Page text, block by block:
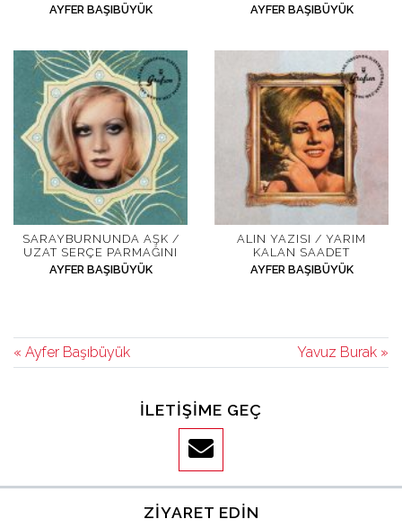
AYFER BAŞIBÜYÜK
AYFER BAŞIBÜYÜK
SARAYBURNUNDA AŞK /
UZAT SERÇE PARMAĞINI
AYFER BAŞIBÜYÜK
ALIN YAZISI / YARIM
KALAN SAADET
AYFER BAŞIBÜYÜK
« Ayfer Başıbüyük Yavuz Burak »
İLETIŞIME GEÇ
ZIYARET EDIN